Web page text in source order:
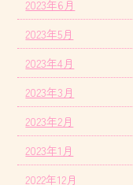
2023年6月
2023年5月
2023年4月
2023年3月
2023年2月
2023年1月
2022年12月